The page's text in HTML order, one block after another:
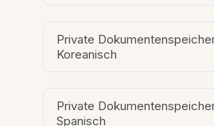
Private
Koreanisch
Private
Spanisch